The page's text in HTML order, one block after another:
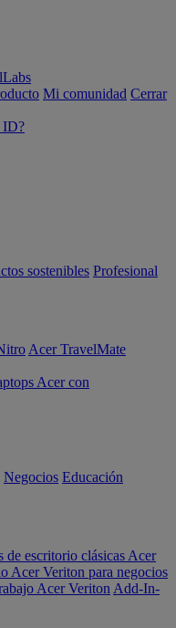
Mi comunidad Cerrar
ID?
sostenibles Profesional
Acer TravelMate
Acer con
Negocios Educación
de escritorio clásicas Acer
Acer Veriton para negocios
Acer Veriton Add-In-